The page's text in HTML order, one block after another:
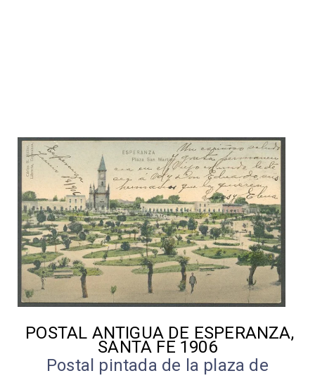
POSTAL ANTIGUA DE ESPERANZA,
SANTA FE 1906
Postal pintada de la plaza de